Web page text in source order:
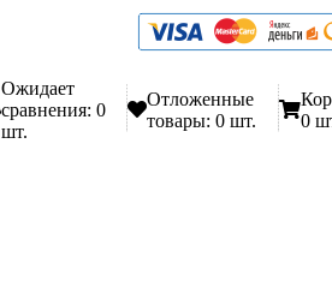
Ожидает
сравнения: 0
шт.
Отложенные
товары: 0 шт.
0